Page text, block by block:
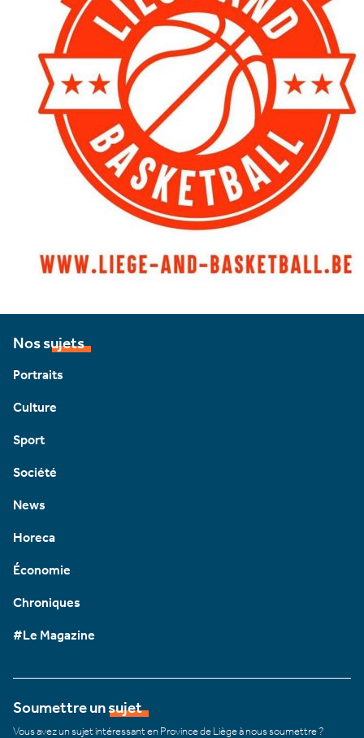
Nos sujets
Portraits
Culture
Sport
Société
News
Horeca
Économie
Chroniques
#Le Magazine
Soumettre un sujet
Vous avez un sujet intéressant en Province de Liège à nous soumettre ?